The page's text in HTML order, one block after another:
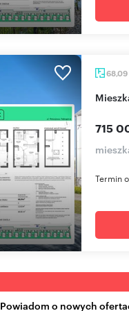
68,09
715
Termin
Powiadom o nowych